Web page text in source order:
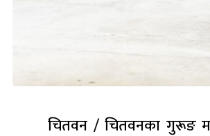
चितवन / चितवनका गुरूङ